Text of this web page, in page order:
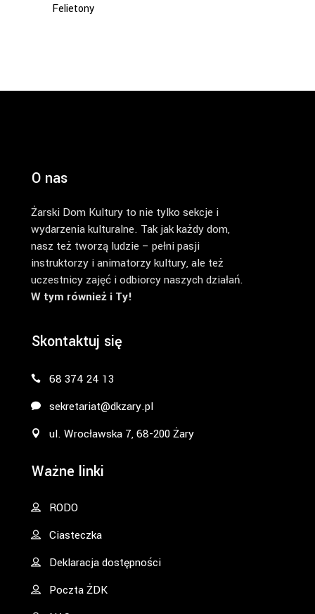
Felietony
O nas
Żarski Dom Kultury to nie tylko sekcje i
wydarzenia kulturalne. Tak jak każdy dom,
nasz też tworzą ludzie – pełni pasji
instruktorzy i animatorzy kultury, ale też
uczestnicy zajęć i odbiorcy naszych działań.
W tym również i Ty!
Skontaktuj się
68 374 24 13
sekretariat@dkzary.pl
ul. Wrocławska 7, 68-200 Żary
Ważne linki
RODO
Ciasteczka
Deklaracja dostępności
Poczta ŻDK